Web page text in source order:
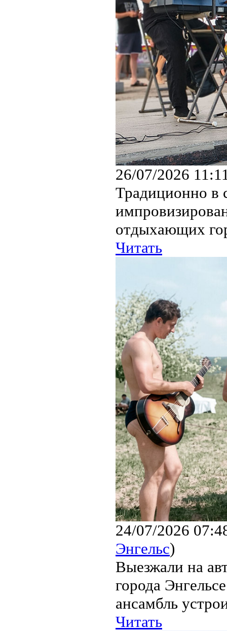
26/07/2026
Традиционно в
отдыхающих
Читать
24/07/2026
Энгельс)
Выезжали на
города
ансамбль
Читать